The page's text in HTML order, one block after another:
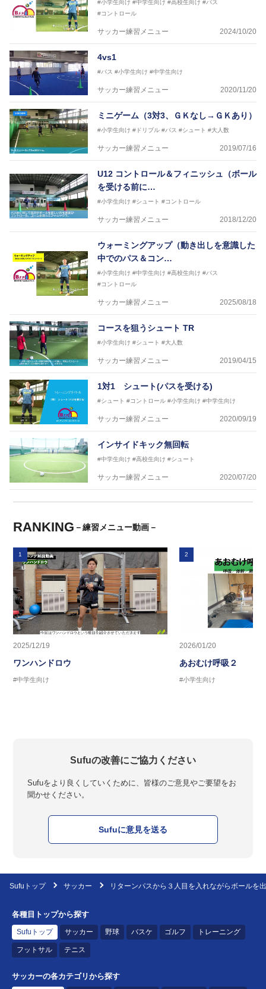
#小学生向け #中学生向け #高校生向け #パス
#コントロール
サッカー練習メニュー 2024/10/20
4vs1
#パス #小学生向け #中学生向け
サッカー練習メニュー 2020/11/20
ミニゲーム（3対3、ＧＫなし→ＧＫあり）
#小学生向け #ドリブル #パス #シュート #大人数
サッカー練習メニュー 2019/07/16
U12 コントロール＆フィニッシュ（ボール
を受ける前に…
#小学生向け #シュート #コントロール
サッカー練習メニュー 2018/12/20
ウォーミングアップ（動き出しを意識した
中でのパス＆コン…
#小学生向け #中学生向け #高校生向け #パス
#コントロール
サッカー練習メニュー 2025/08/18
コースを狙うシュート TR
#小学生向け #シュート #大人数
サッカー練習メニュー 2019/04/15
1対1 シュート(パスを受ける)
#シュート #コントロール #小学生向け #中学生向け
サッカー練習メニュー 2020/09/19
インサイドキック無回転
#中学生向け #高校生向け #シュート
サッカー練習メニュー 2020/07/20
RANKING －練習メニュー動画－
1
2025/12/19
ワンハンドロウ
#中学生向け
2
2026/01/20
あおむけ呼吸２
#小学生向け
Sufuの改善にご協力ください
Sufuをより良くしていくために、皆様のご意見やご要望をお
聞かせください。
Sufuに意見を送る
Sufuトップ サッカー リターンパスから３人目を入れながらボールを
各種目トップから探す
Sufuトップ サッカー 野球 バスケ ゴルフ トレーニング
フットサル テニス
サッカーの各カテゴリから探す